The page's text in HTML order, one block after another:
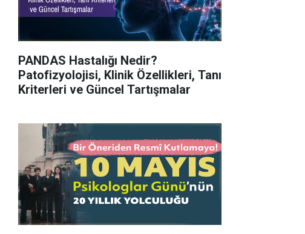
PANDAS Hastalığı Nedir?
Patofizyolojisi, Klinik Özellikleri, Tanı
Kriterleri ve Güncel Tartışmalar